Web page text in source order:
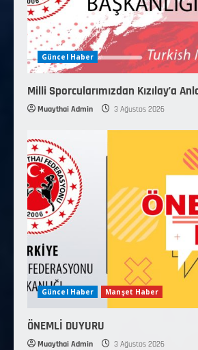
Güncel Haber
Milli Sporcularımızdan Kızılay’a
Muaythai Admin 3 Ağustos 2026
Güncel Haber Manşet Haber
ÖNEMLİ DUYURU
Muaythai Admin 3 Ağustos 2026